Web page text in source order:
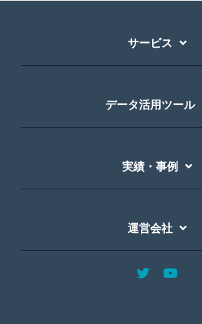
サービス
データ活用ツール
実績・事例
運営会社